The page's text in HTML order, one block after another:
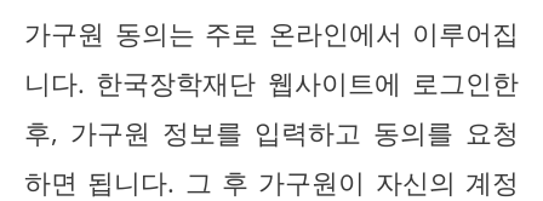
가구원 동의는 주로 온라인에서 이루어집
니다. 한국장학재단 웹사이트에 로그인한
후, 가구원 정보를 입력하고 동의를 요청
하면 됩니다. 그 후 가구원이 자신의 계정